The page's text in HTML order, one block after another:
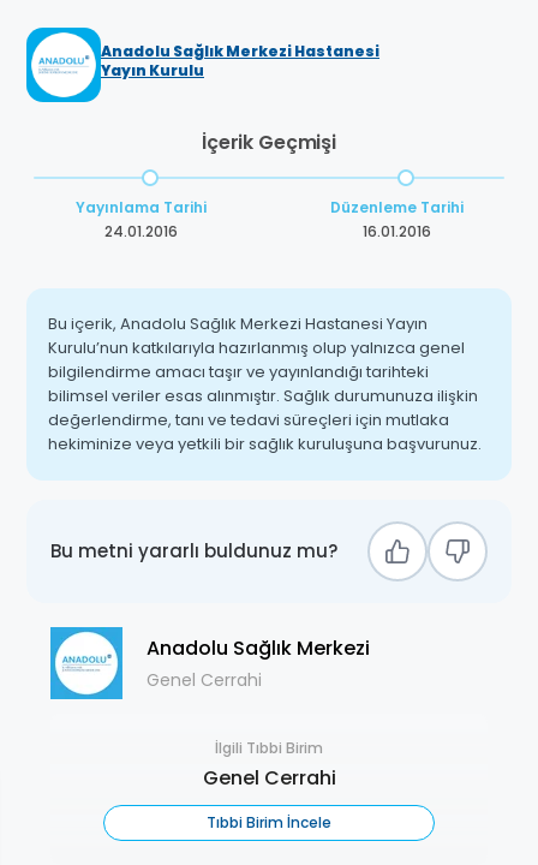
Anadolu Sağlık Merkezi Hastanesi
Yayın Kurulu
İçerik Geçmişi
Yayınlama Tarihi
24.01.2016
Düzenleme Tarihi
16.01.2016
Bu içerik, Anadolu Sağlık Merkezi Hastanesi Yayın
Kurulu’nun katkılarıyla hazırlanmış olup yalnızca genel
bilgilendirme amacı taşır ve yayınlandığı tarihteki
bilimsel veriler esas alınmıştır. Sağlık durumunuza ilişkin
değerlendirme, tanı ve tedavi süreçleri için mutlaka
hekiminize veya yetkili bir sağlık kuruluşuna başvurunuz.
Bu metni yararlı buldunuz mu?
Anadolu Sağlık Merkezi
Genel Cerrahi
İlgili Tıbbi Birim
Genel Cerrahi
Tıbbi Birim İncele